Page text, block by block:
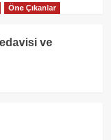
Öne Çıkanlar
ve